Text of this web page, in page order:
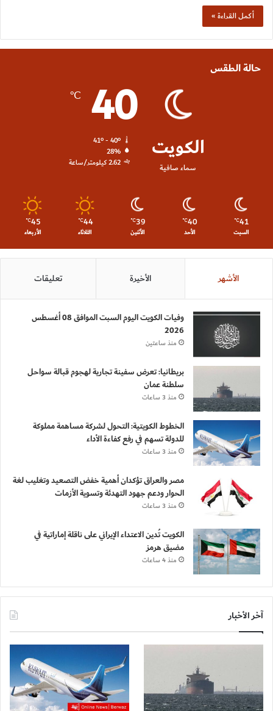
أكمل القراءة »
حالة الطقس
الكويت
سماء صافية
40
℃
41º - 40º
28%
2.62 كيلومتر/ساعة
41
℃
السبت
40
℃
الأحد
39
℃
الأثنين
44
℃
الثلاثاء
45
℃
الأربعاء
الأشهر الأخيرة تعليقات
وفيات الكويت اليوم السبت الموافق 08 أغسطس
2026
منذ ساعتين
بريطانيا: تعرض سفينة تجارية لهجوم قبالة سواحل
سلطنة عمان
منذ 3 ساعات
الخطوط الكويتية: التحول لشركة مساهمة مملوكة
للدولة تسهم في رفع كفاءة الأداء
منذ 3 ساعات
مصر والعراق تؤكدان أهمية خفض التصعيد وتغليب لغة
الحوار ودعم جهود التهدئة وتسوية الأزمات
منذ 3 ساعات
الكويت تُدين الاعتداء الإيراني على ناقلة إماراتية في
مضيق هرمز
منذ 4 ساعات
آخر الأخبار